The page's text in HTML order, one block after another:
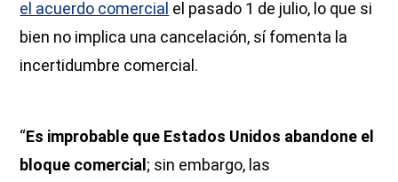
el acuerdo comercial el pasado 1 de julio, lo que si
bien no implica una cancelación, sí fomenta la
incertidumbre comercial.
“Es improbable que Estados Unidos abandone el
bloque comercial; sin embargo, las